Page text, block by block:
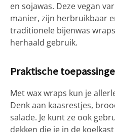
en sojawas. Deze vegan
manier, zijn herbruikbaar
traditionele bijenwas
herhaald gebruik.
Praktische
Met wax wraps kun je
Denk aan kaasrestjes,
salade. Je kunt ze ook
dekken die je in de